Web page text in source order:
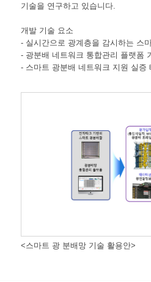
기술을 연구하고 있습니다.
개발 기술 요소
- 실시간으로 광계층을 감시하는 스
- 광분배 네트워크 통합관리 플랫폼
- 스마트 광분배 네트워크 지원 실증
<스마트 광 분배망 기술 활용안>